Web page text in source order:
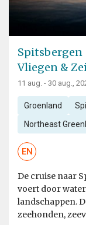
Vliegen &
11 aug. - 30 aug.,
Groenland
Northeast
EN
De cruise naar
voert door
landschappen.
zeehonden,